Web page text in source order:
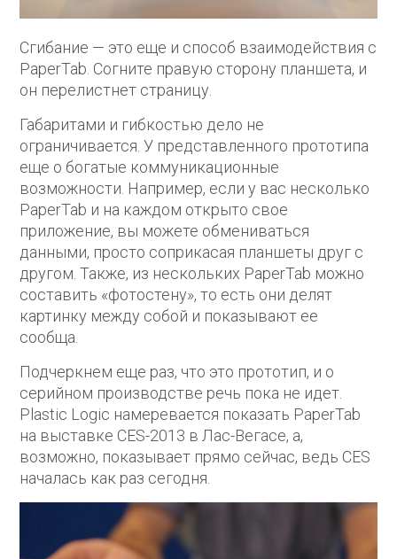
Сгибание — это еще и способ взаимодействия с
PaperTab. Согните правую сторону планшета, и
он перелистнет страницу.
Габаритами и гибкостью дело не
ограничивается. У представленного прототипа
еще о богатые коммуникационные
возможности. Например, если у вас несколько
PaperTab и на каждом открыто свое
приложение, вы можете обмениваться
данными, просто соприкасая планшеты друг с
другом. Также, из нескольких PaperTab можно
составить «фотостену», то есть они делят
картинку между собой и показывают ее
сообща.
Подчеркнем еще раз, что это прототип, и о
серийном производстве речь пока не идет.
Plastic Logic намеревается показать PaperTab
на выставке CES-2013 в Лас-Вегасе, а,
возможно, показывает прямо сейчас, ведь CES
началась как раз сегодня.